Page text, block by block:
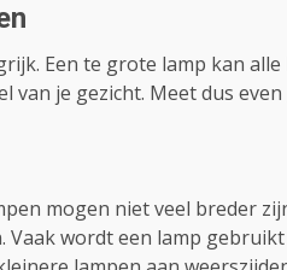
Een te grote lamp kan
van je gezicht. Meet dus
mogen niet veel breder
Vaak wordt een lamp